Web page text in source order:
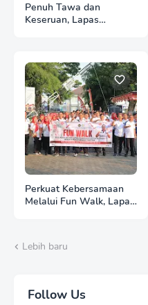
Penuh Tawa dan
Keseruan, Lapas
Perkuat Kebersamaan
Melalui Fun Walk, Lapas
Lebih baru
Follow Us